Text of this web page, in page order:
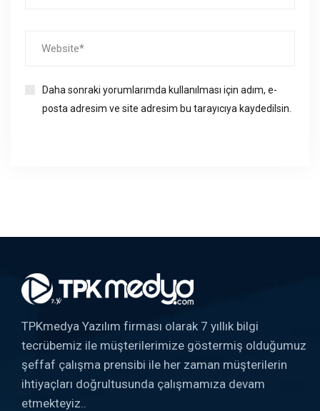
Daha sonraki yorumlarımda kullanılması için adım, e-
posta adresim ve site adresim bu tarayıcıya kaydedilsin.
TPKmedya Yazılım firması olarak 7 yıllık bilgi
tecrübemiz ile müşterilerimize göstermiş olduğumuz
şeffaf çalışma prensibi ile her zaman müşterilerin
ihtiyaçları doğrultusunda çalışmamıza devam
etmekteyiz..